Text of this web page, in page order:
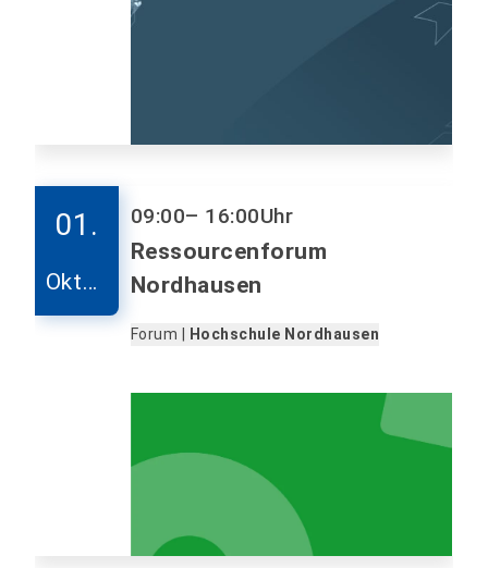
01.
Oktob
er
09:00– 16:00Uhr
Ressourcenforum
Nordhausen
Forum | Hochschule Nordhausen